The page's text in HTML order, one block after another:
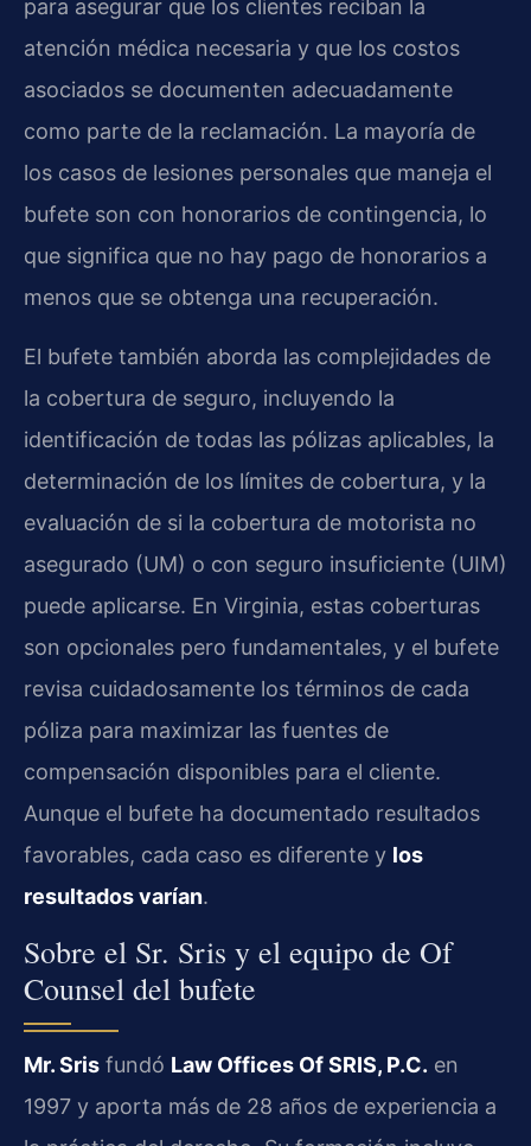
para asegurar que los clientes reciban la
atención médica necesaria y que los costos
asociados se documenten adecuadamente
como parte de la reclamación. La mayoría de
los casos de lesiones personales que maneja el
bufete son con honorarios de contingencia, lo
que significa que no hay pago de honorarios a
menos que se obtenga una recuperación.
El bufete también aborda las complejidades de
la cobertura de seguro, incluyendo la
identificación de todas las pólizas aplicables, la
determinación de los límites de cobertura, y la
evaluación de si la cobertura de motorista no
asegurado (UM) o con seguro insuficiente (UIM)
puede aplicarse. En Virginia, estas coberturas
son opcionales pero fundamentales, y el bufete
revisa cuidadosamente los términos de cada
póliza para maximizar las fuentes de
compensación disponibles para el cliente.
Aunque el bufete ha documentado resultados
favorables, cada caso es diferente y los
resultados varían.
Sobre el Sr. Sris y el equipo de Of
Counsel del bufete
Mr. Sris fundó Law Offices Of SRIS, P.C. en
1997 y aporta más de 28 años de experiencia a